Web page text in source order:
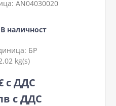
AN04030020
В наличност
БР
kg(s)
с ДДС
с ДДС